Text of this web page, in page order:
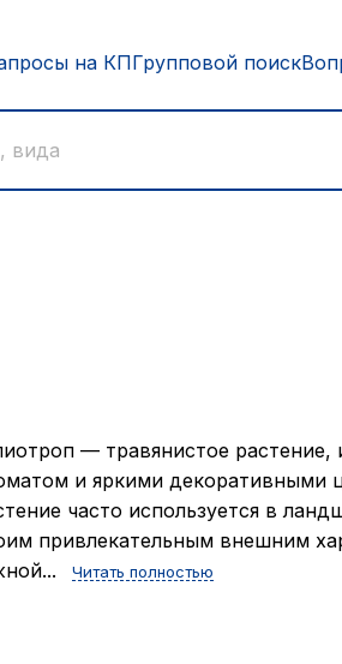
на КПГрупповой поиск
— травянистое
и яркими декоративными
часто используется в
привлекательным внешним
Читать полностью